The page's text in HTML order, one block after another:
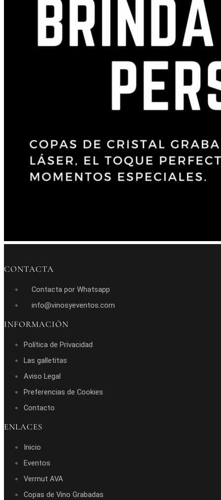
CONTACTA
Contacta por Whatsapp
info@vinosyeventos.com
INFORMACIÓN
Política de Privacidad
Las galletitas
Aviso Legal
Preferencias de Cookies
Contacto
ENLACES
Inicio
Eventos
Vermut AVA
Copas de Vino Grabadas